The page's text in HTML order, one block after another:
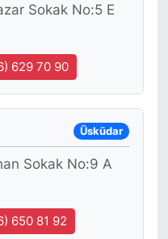
Sokak No:5 E
629 70 90
Üsküdar
Sokak No:9 A
650 81 92